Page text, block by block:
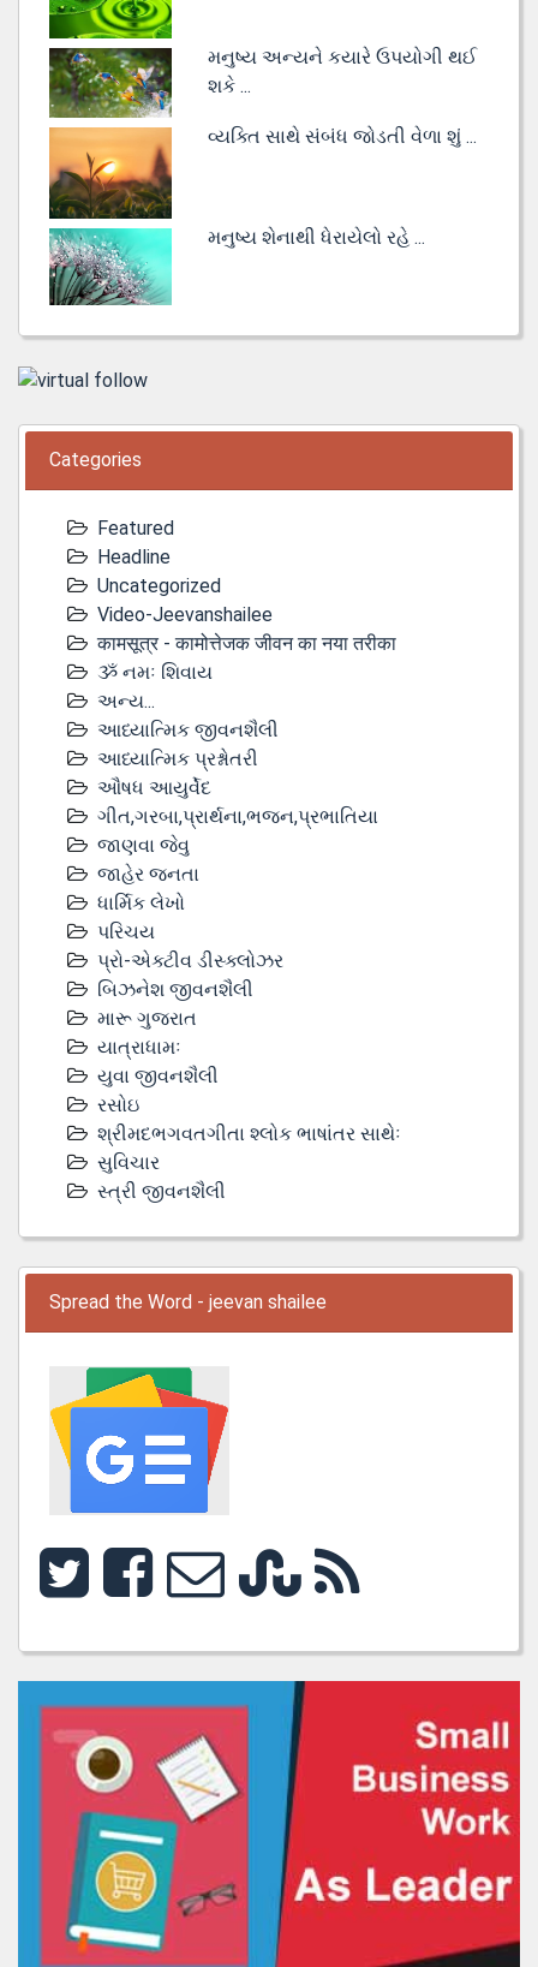
મનુષ્ય અન્યને કયારે ઉપયોગી થઈ
શકે ...
વ્યક્તિ સાથે સંબંધ જોડતી વેળા શું ...
મનુષ્ય શેનાથી ધેરાયેલો રહે ...
Categories
Featured
Headline
Uncategorized
Video-Jeevanshailee
कामसूत्र - कामोत्तेजक जीवन का नया तरीका
ૐ નમઃ શિવાય
અન્ય...
આધ્યાત્મિક જીવનશૈલી
આધ્યાત્મિક પ્રશ્નોતરી
ઔષધ આયુર્વેદ
ગીત,ગરબા,પ્રાર્થના,ભજન,પ્રભાતિયા
જાણવા જેવુ
જાહેર જનતા
ધાર્મિક લેખો
પરિચય
પ્રો-એક્ટીવ ડીસ્‍ક્લોઝર
બિઝનેશ જીવનશૈલી
મારૂ ગુજરાત
યાત્રાધામઃ
યુવા જીવનશૈલી
રસોઇ
શ્રીમદભગવતગીતા શ્લોક ભાષાંતર સાથેઃ
સુવિચાર
સ્ત્રી જીવનશૈલી
Spread the Word - jeevan shailee